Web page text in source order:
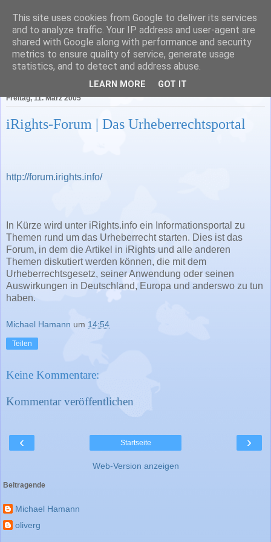
Literatur in Baden-
Württemberg
Freitag, 11. März 2005
iRights-Forum | Das Urheberrechtsportal
http://forum.irights.info/
In Kürze wird unter iRights.info ein Informationsportal zu
Themen rund um das Urheberrecht starten. Dies ist das
Forum, in dem die Artikel in iRights und alle anderen
Themen diskutiert werden können, die mit dem
Urheberrechtsgesetz, seiner Anwendung oder seinen
Auswirkungen in Deutschland, Europa und anderswo zu tun
haben.
Michael Hamann um 14:54
Teilen
Keine Kommentare:
Kommentar veröffentlichen
‹ ›
Startseite
Web-Version anzeigen
Beitragende
Michael Hamann
oliverg
This site uses cookies from Google to deliver its services
and to analyze traffic. Your IP address and user-agent are
shared with Google along with performance and security
metrics to ensure quality of service, generate usage
statistics, and to detect and address abuse.
LEARN MORE GOT IT